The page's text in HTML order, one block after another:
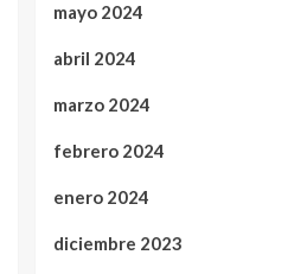
mayo 2024
abril 2024
marzo 2024
febrero 2024
enero 2024
diciembre 2023